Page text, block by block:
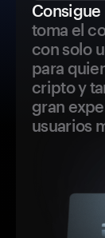
Consigue
toma el
con solo
para
cripto y
gran
usuarios